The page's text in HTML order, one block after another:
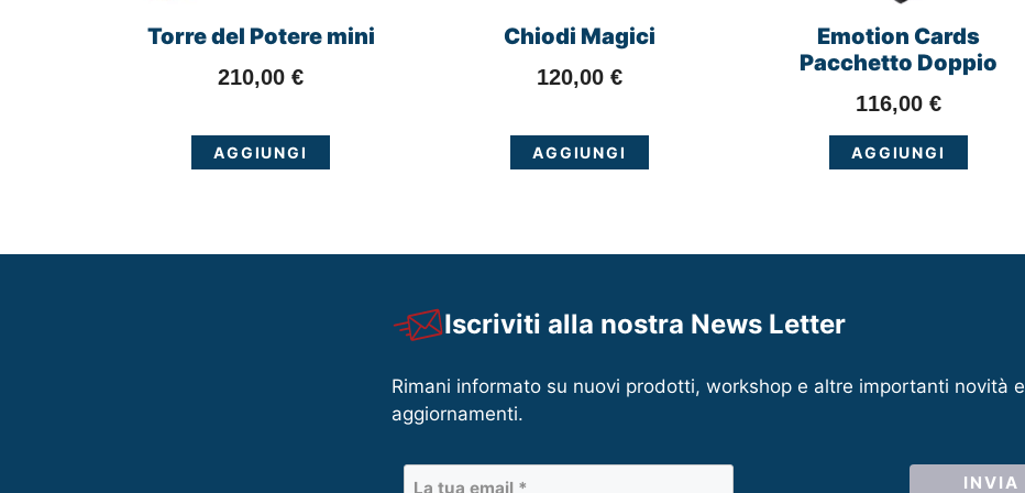
Torre del Potere mini
210,00 €
AGGIUNGI
Chiodi Magici
120,00 €
AGGIUNGI
Emotion Cards
Pacchetto Doppio
116,00 €
AGGIUNGI
Iscriviti alla nostra News Letter
Rimani informato su nuovi prodotti, workshop e altre importanti novità e
aggiornamenti.